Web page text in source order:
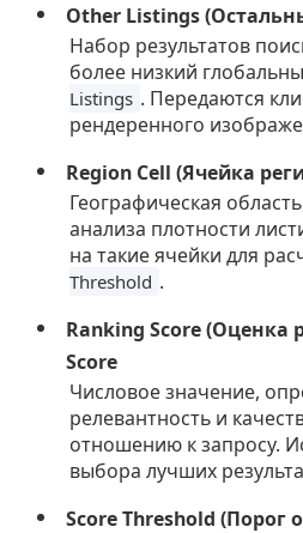
Other Listings
Набор результатов
более низкий
Listings . Передаются
рендеренного
Region Cell (Ячейка
Географическая
анализа плотности
на такие ячейки для
Threshold .
Ranking Score
Score
Числовое значение,
релевантность и
отношению к запросу.
выбора лучших
Score Threshold (Порог